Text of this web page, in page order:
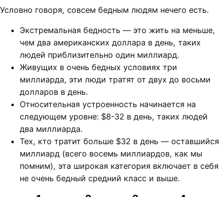
Условно говоря, совсем бедным людям нечего есть.
Экстремальная бедность — это жить на меньше,
чем два американских доллара в день, таких
людей приблизительно один миллиард.
Живущих в очень бедных условиях три
миллиарда, эти люди тратят от двух до восьми
долларов в день.
Относительная устроенность начинается на
следующем уровне: $8-32 в день, таких людей
два миллиарда.
Тех, кто тратит больше $32 в день — оставшийся
миллиард (всего восемь миллиардов, как мы
помним), эта широкая категория включает в себя
не очень бедный средний класс и выше.